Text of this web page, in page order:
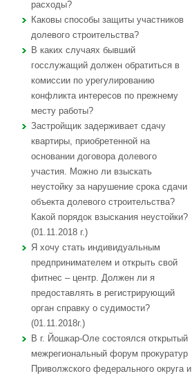
расходы?
Каковы способы защиты участников
долевого строительства?
В каких случаях бывший
госслужащий должен обратиться в
комиссии по урегулированию
конфликта интересов по прежнему
месту работы?
Застройщик задерживает сдачу
квартиры, приобретенной на
основании договора долевого
участия. Можно ли взыскать
неустойку за нарушение срока сдачи
объекта долевого строительства?
Какой порядок взыскания неустойки?
(01.11.2018 г.)
Я хочу стать индивидуальным
предпринимателем и открыть свой
фитнес – центр. Должен ли я
предоставлять в регистрирующий
орган справку о судимости?
(01.11.2018г.)
В г. Йошкар-Оле состоялся открытый
межрегиональный форум прокуратур
Приволжского федерального округа и